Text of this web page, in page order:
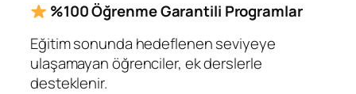
%100 Öğrenme Garantili Programlar
Eğitim sonunda hedeflenen seviyeye
ulaşamayan öğrenciler, ek derslerle
desteklenir.